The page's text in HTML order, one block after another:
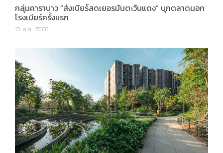
กลุ่มคาราบาว “ส่งเบียร์สดเยอรมันตะวันแดง” บุกตลาดนอก
โรงเบียร์ครั้งแรก
13 พ.ย. 2568